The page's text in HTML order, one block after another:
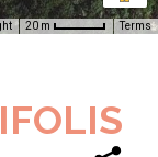
20 m Terms